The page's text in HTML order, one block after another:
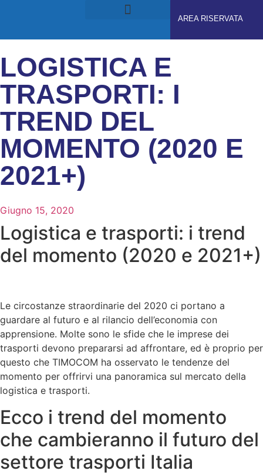
AREA RISERVATA
LOGISTICA E
TRASPORTI: I
TREND DEL
MOMENTO (2020 E
2021+)
Giugno 15, 2020
Logistica e trasporti: i trend
del momento (2020 e 2021+)
Le circostanze straordinarie del 2020 ci portano a
guardare al futuro e al rilancio dell’economia con
apprensione. Molte sono le sfide che le imprese dei
trasporti devono prepararsi ad affrontare, ed è proprio per
questo che TIMOCOM ha osservato le tendenze del
momento per offrirvi una panoramica sul mercato della
logistica e trasporti.
Ecco i trend del momento
che cambieranno il futuro del
settore trasporti Italia